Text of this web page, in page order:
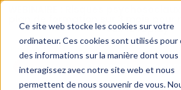
Ce site web stocke les cookies sur votre
ordinateur. Ces cookies sont utilisés pour
des informations sur la manière dont vous
interagissez avec notre site web et nous
permettent de nous souvenir de vous.
WEBINAIRE : Risques
plan de formation sur 3 mois
voir le replay
Demander une